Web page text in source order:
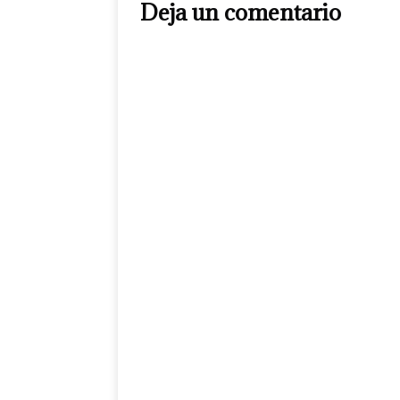
Deja un comentario